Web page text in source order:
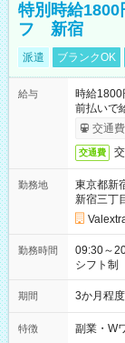
特別時給1800
フ 新宿
派遣 ブランクOK
給与
時給
前払いで
交通
交通費
勤務地
東京都新
新宿三丁
勤務時間
09:30～20:30 実働7.5時間／休憩1.5時間 営
シフト制
期間 3か月程
特徴 副業・W